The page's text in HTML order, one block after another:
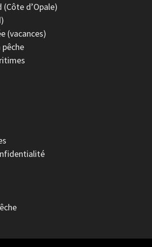
d’Opale)
(vacances)